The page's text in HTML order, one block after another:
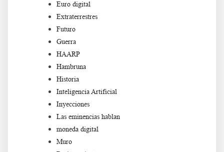
Euro digital
Extraterrestres
Futuro
Guerra
HAARP
Hambruna
Historia
Inteligencia Artificial
Inyecciones
Las eminencias hablan
moneda digital
Muro